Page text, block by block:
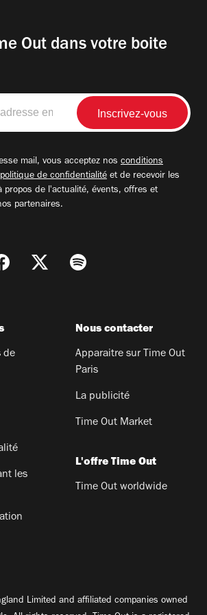
Out dans votre boite
mail, vous acceptez nos conditions
politique de confidentialité et de recevoir les
propos de l'actualité, évents, offres et
partenaires.
de
les
Nous contacter
Apparaitre sur Time Out
Paris
La publicité
Time Out Market
L'offre Time Out
Time Out worldwide
Limited and affiliated companies owned